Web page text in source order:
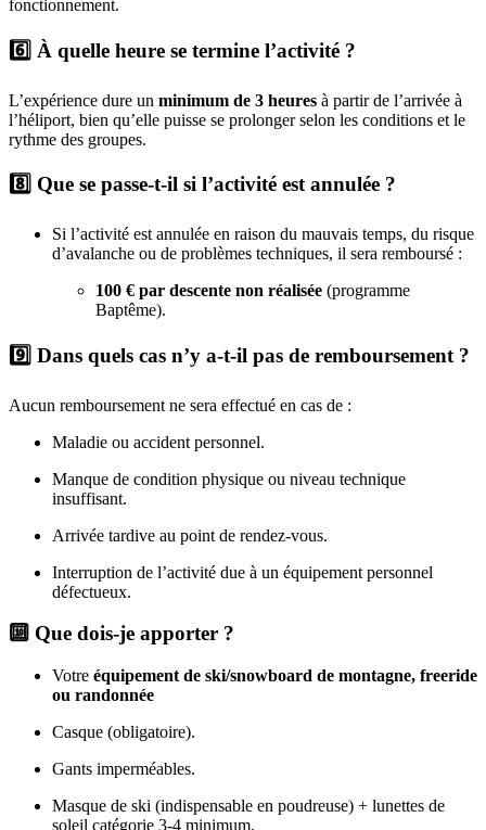
fonctionnement.
6️⃣ À quelle heure se termine l’activité ?
L’expérience dure un minimum de 3 heures à partir de l’arrivée à
l’héliport, bien qu’elle puisse se prolonger selon les conditions et le
rythme des groupes.
8️⃣ Que se passe-t-il si l’activité est annulée ?
Si l’activité est annulée en raison du mauvais temps, du risque
d’avalanche ou de problèmes techniques, il sera remboursé :
100 € par descente non réalisée (programme
Baptême).
9️⃣ Dans quels cas n’y a-t-il pas de remboursement ?
Aucun remboursement ne sera effectué en cas de :
Maladie ou accident personnel.
Manque de condition physique ou niveau technique
insuffisant.
Arrivée tardive au point de rendez-vous.
Interruption de l’activité due à un équipement personnel
défectueux.
🔟 Que dois-je apporter ?
Votre équipement de ski/snowboard de montagne, freeride
ou randonnée
Casque (obligatoire).
Gants imperméables.
Masque de ski (indispensable en poudreuse) + lunettes de
soleil catégorie 3-4 minimum.